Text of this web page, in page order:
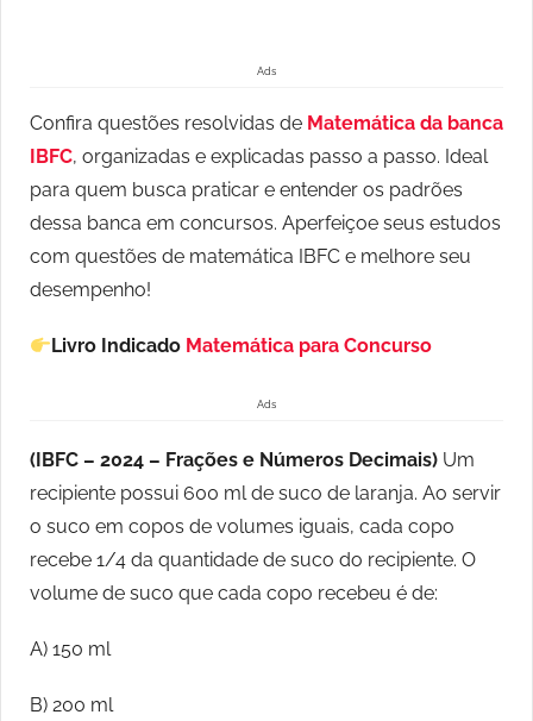
Ads
Confira questões resolvidas de Matemática da banca
IBFC, organizadas e explicadas passo a passo. Ideal
para quem busca praticar e entender os padrões
dessa banca em concursos. Aperfeiçoe seus estudos
com questões de matemática IBFC e melhore seu
desempenho!
Livro Indicado Matemática para Concurso
Ads
(IBFC – 2024 – Frações e Números Decimais) Um
recipiente possui 600 ml de suco de laranja. Ao servir
o suco em copos de volumes iguais, cada copo
recebe 1/4 da quantidade de suco do recipiente. O
volume de suco que cada copo recebeu é de:
A) 150 ml
B) 200 ml